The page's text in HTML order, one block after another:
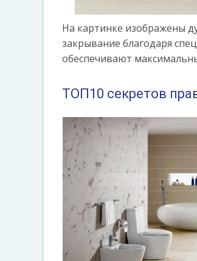
На картинке изображены
закрывание благодаря
обеспечивают
ТОП10 секретов